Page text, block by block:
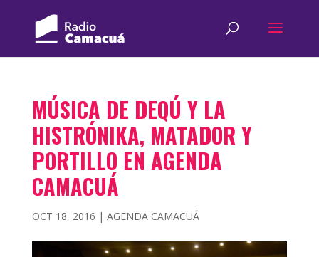
MÚSICA DE DEQÚ Y LA
HISTRÓNIKA, MATADOR Y
PORTILLO EN AGENDA
CAMACUÁ
OCT 18, 2016 | AGENDA CAMACUÁ